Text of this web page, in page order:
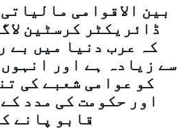
بین الاقوامی
ڈائریکٹر کرسٹین
کہ عرب دنیا میں بے
سے زیادہ ہے اور
کو عوامی شعبے کی
اور حکومت کی مدد
قابو پانے